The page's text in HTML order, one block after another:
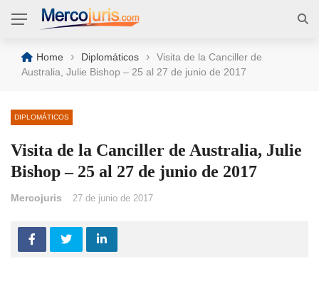
Home › Diplomáticos ›
Visita de la Canciller de
Australia, Julie Bishop – 25 al 27 de junio de 2017
DIPLOMÁTICOS
Visita de la Canciller de Australia, Julie
Bishop – 25 al 27 de junio de 2017
Mercojuris 27 de junio de 2017